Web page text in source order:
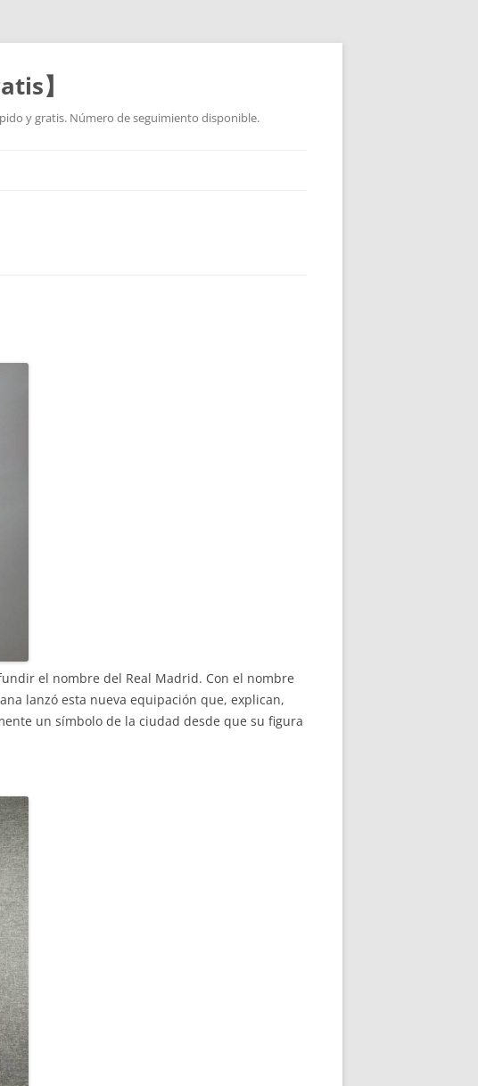
】
y gratis. Número de seguimiento disponible.
el nombre del Real Madrid. Con el nombre
lanzó esta nueva equipación que, explican,
un símbolo de la ciudad desde que su figura